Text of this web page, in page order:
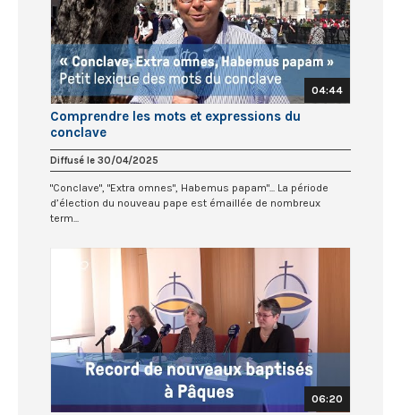
04:44
Comprendre les mots et expressions du
conclave
Diffusé le 30/04/2025
"Conclave", "Extra omnes", Habemus papam"... La période
d’élection du nouveau pape est émaillée de nombreux
term...
06:20